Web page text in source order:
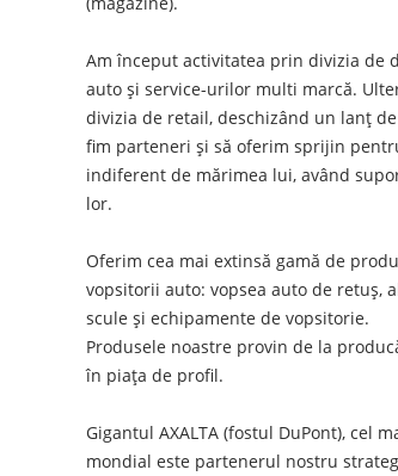
Am început activitatea prin divizia
auto și service-urilor multi marcă.
divizia de retail, deschizând un lanț
fim parteneri și să oferim sprijin
indiferent de mărimea lui, având
lor.
Oferim cea mai extinsă gamă de
vopsitorii auto: vopsea auto de retuș,
scule și echipamente de vopsitorie.
Produsele noastre provin de la
în piața de profil.
Gigantul AXALTA (fostul DuPont), cel
mondial este partenerul nostru